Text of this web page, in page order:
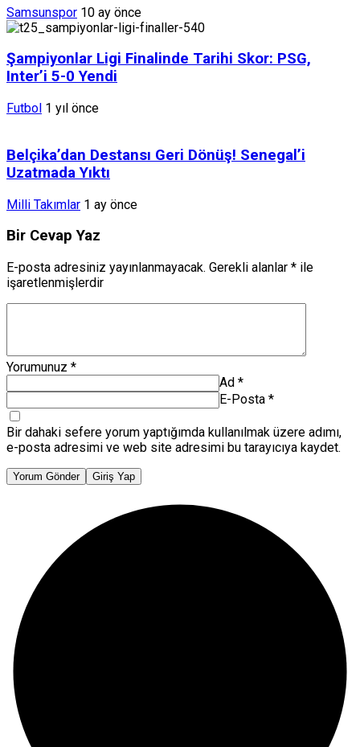
Samsunspor 10 ay önce
Şampiyonlar Ligi Finalinde Tarihi Skor: PSG,
Inter’i 5-0 Yendi
Futbol 1 yıl önce
Belçika’dan Destansı Geri Dönüş! Senegal’i
Uzatmada Yıktı
Milli Takımlar 1 ay önce
Bir Cevap Yaz
E-posta adresiniz yayınlanmayacak. Gerekli alanlar * ile
işaretlenmişlerdir
Yorumunuz *
Ad *
E-Posta *
Bir dahaki sefere yorum yaptığımda kullanılmak üzere adımı,
e-posta adresimi ve web site adresimi bu tarayıcıya kaydet.
Yorum Gönder Giriş Yap